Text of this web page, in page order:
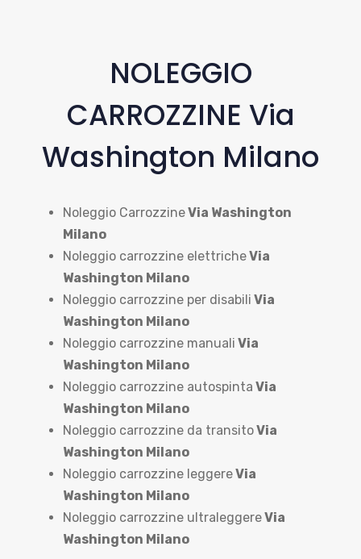
NOLEGGIO
CARROZZINE Via
Washington Milano
Noleggio CarrozzineVia Washington
Milano
Noleggio carrozzine elettricheVia
Washington Milano
Noleggio carrozzine per disabili Via
Washington Milano
Noleggio carrozzine manuali Via
Washington Milano
Noleggio carrozzine autospinta Via
Washington Milano
Noleggio carrozzine da transitoVia
Washington Milano
Noleggio carrozzine leggereVia
Washington Milano
Noleggio carrozzine ultraleggereVia
Washington Milano